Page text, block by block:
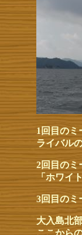
1回目のミ
ライバル
2回目のミ
「ホワイ
3回目のミ
大入島北
ここから